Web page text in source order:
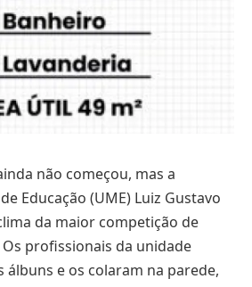
não começou, mas a
Educação (UME) Luiz Gustavo
da maior competição de
profissionais da unidade
álbuns e os colaram na parede,